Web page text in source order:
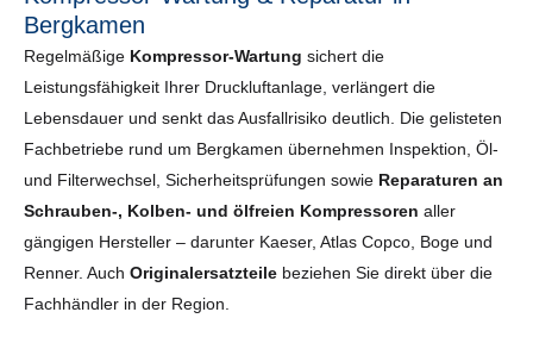
Bergkamen
Regelmäßige Kompressor-Wartung sichert die
Leistungsfähigkeit Ihrer Druckluftanlage, verlängert die
Lebensdauer und senkt das Ausfallrisiko deutlich. Die gelisteten
Fachbetriebe rund um Bergkamen übernehmen Inspektion, Öl-
und Filterwechsel, Sicherheits­prüfungen sowie Reparaturen an
Schrauben-, Kolben- und ölfreien Kompressoren aller
gängigen Hersteller – darunter Kaeser, Atlas Copco, Boge und
Renner. Auch Originalersatzteile beziehen Sie direkt über die
Fachhändler in der Region.